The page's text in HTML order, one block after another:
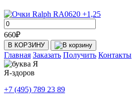
660₽
В КОРЗИНУ
Главная Заказать Получить Контакты
Я-здоров
+7 (495) 789 23 89